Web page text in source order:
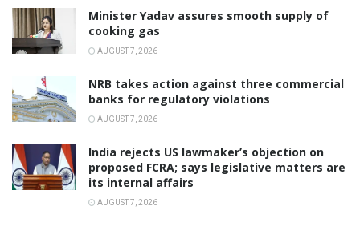
Minister Yadav assures smooth supply of
cooking gas
AUGUST 7, 2026
NRB takes action against three commercial
banks for regulatory violations
AUGUST 7, 2026
India rejects US lawmaker’s objection on
proposed FCRA; says legislative matters are
its internal affairs
AUGUST 7, 2026